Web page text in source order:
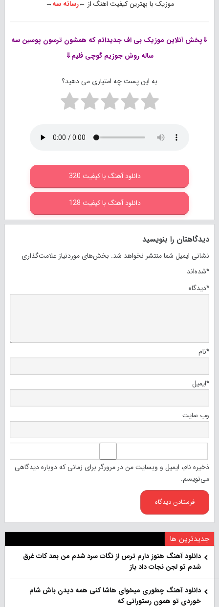
موزیک با بهترین کیفیت اهنگ از ←رسانه سه→
⇓پخش آنلاین موزیکبی اف جدیداتم که همشون ترسون پوسین سه
ساله روش جوزیم گوچی فلیم⇓
به این پست چه امتیازی می دهید؟
دانلود آهنگ با کیفیت 320
دانلود آهنگ با کیفیت 128
دیدگاهتان را بنویسید
نشانی ایمیل شما منتشر نخواهد شد. بخش‌های موردنیاز علامت‌گذاری
شده‌اند*
دیدگاه*
نام*
ایمیل*
وب‌ سایت
ذخیره نام، ایمیل و وبسایت من در مرورگر برای زمانی که دوباره دیدگاهی
می‌نویسم.
جدیدترین ها
دانلود آهنگ هنو‌ز دارم ترس از نگات سرد شدم من بعد کات غرق
شدم تو لجن نجات داد باز
دانلود آهنگ چطوری میخوای هاشا کنی همه دیدن باش شام
خوردی تو همون رستورانی که